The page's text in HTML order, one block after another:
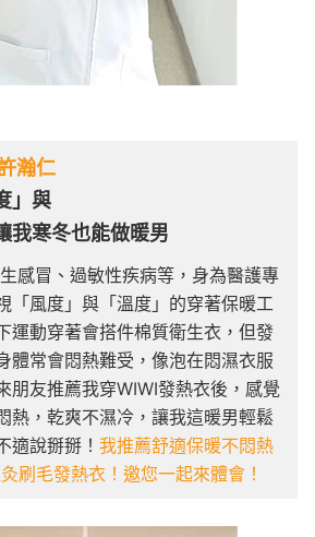
瀚仁
」與
我寒冬也能做暖男
感冒、過敏性疾病等，身為醫護專
「風度」與「溫度」的穿著保暖工
運動穿著會搭件棉質衛生衣，但發
體常會悶熱難受，像泡在悶濕衣服
朋友推薦我穿WIWI發熱衣後，感覺
熱，乾爽不濕冷，讓我這暖男輕鬆
適說掰掰！ 我推薦舒適保暖不悶熱
刷毛發熱衣！邀您一起來體會！